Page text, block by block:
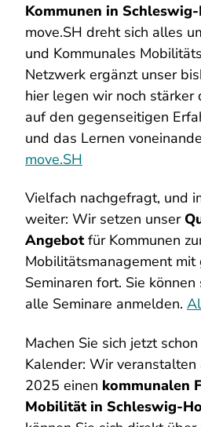
Kommunen in
move.SH dreht sich alles
und Kommunales
Netzwerk ergänzt unser
hier legen wir noch stärker
auf den gegenseitigen
und das Lernen
move.SH
Vielfach nachgefragt, und
weiter: Wir setzen unser
Angebotfür Kommunen
Mobilitätsmanagement mit
Seminaren fort. Sie
alle Seminare anmelden.
Machen Sie sich jetzt
Kalender: Wir
2025 einen kommunalen
Mobilität in Schleswig-